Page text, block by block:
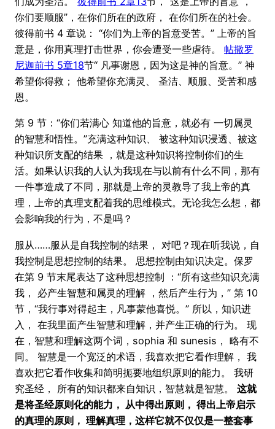
你们要顺服”，在你们所在的政府， 在你们所在的社会。
彼得前书 4 章说： “你们为上帝的旨意受苦。” 上帝的旨
意是，你用真理打击世界，你会遭受一些虐待。 帖撒罗
尼迦前书 5章18节“ 凡事谢恩，因为这是神的旨意。” 神
希望你得救； 他希望你充满灵、 圣洁、顺服、受苦和感
恩。
第 9 节：“你们若满心 知道他的旨意，就必有 一切属灵
的智慧和悟性。”充满这种知识、 被这种知识浸透、被这
种知识所支配的结果 ，就是这种知识将控制你们的生
活。如果认识我的人认为我现在与以前有什么不同，那有
一件事造成了不同，那就是上帝的灵教导了我上帝的真
理，上帝的真理支配着我的思维模式。无论我怎么想，都
会影响我的行为，不是吗？
服从……服从是自我控制的结果， 对吧？现在听我说，自
我控制是思想控制的结果。 思想控制由知识决定。保罗
在第 9 节末尾表达了这种思想控制 ：“所有这些知识充满
我， 必产生智慧和属灵的理解 ，然后产生行为，” 第 10
节，“我行事对得起主，凡事蒙他喜悦。” 所以，知识进
入， 在我里面产生智慧和理解，并产生正确的行为。 现
在，智慧和理解这两个词，sophia 和 sunesis， 略有不
同。 智慧是一个宽泛的术语，我喜欢把它看作理解， 我
喜欢把它看作收集和简明扼要地组织原则的能力。 我研
究圣经， 所有的知识都来自知识，智慧就是智慧。 这就
是将圣经原则化的能力， 从中得出原则， 得出上帝启示
的真理的原则， 理解真理，这样它就不仅仅是一整套事